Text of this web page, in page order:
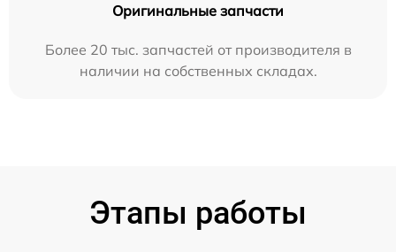
Оригинальные запчасти
Более 20 тыс. запчастей от производителя в
наличии на собственных складах.
Этапы работы